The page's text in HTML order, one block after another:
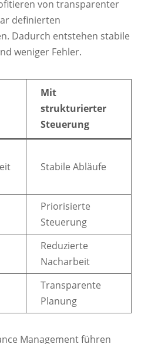
von transparenter
definierten
Dadurch entstehen stabile
weniger Fehler.
Mit
strukturierter
Steuerung
Stabile Abläufe
Priorisierte
Steuerung
Reduzierte
Nacharbeit
Transparente
Planung
Management führen